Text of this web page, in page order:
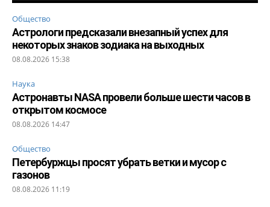
Общество
Астрологи предсказали внезапный успех для
некоторых знаков зодиака на выходных
08.08.2026 15:38
Наука
Астронавты NASA провели больше шести часов в
открытом космосе
08.08.2026 14:47
Общество
Петербуржцы просят убрать ветки и мусор с
газонов
08.08.2026 11:19